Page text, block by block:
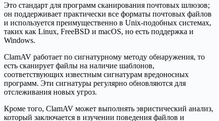
Это стандарт для программ сканирования почтовых шлюзов;
он поддерживает практически все форматы почтовых файлов
и используется преимущественно в Unix-подобных системах,
таких как Linux, FreeBSD и macOS, но есть поддержка и
Windows.
ClamAV работает по сигнатурному методу обнаружения, то
есть сканирует файлы на наличие шаблонов,
соответствующих известным сигнатурам вредоносных
программ. Эти сигнатуры регулярно обновляются для
отслеживания новых угроз.
Кроме того, ClamAV может выполнять эвристический анализ,
который заключается в изучении поведения файлов и